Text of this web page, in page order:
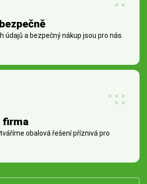
údajů a bezpečný nákup jsou pro nás
firma
obalová řešení příznivá pro